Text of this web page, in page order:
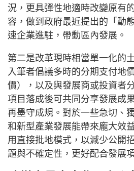
況，更具彈性地適時改變原有
容，做到政府最近提出的「動
速企業進駐，帶動區內發展。
第二是改革現時相當單一化的
入筆者倡議多時的分期支付地
價），以及與發展商或投資者
項目落成後可共同分享發展成
再墨守成規。對於一些急切、
和新型產業發展能帶來龐大效
用直接批地模式，以減少公開
題與不確定性，更好配合發展